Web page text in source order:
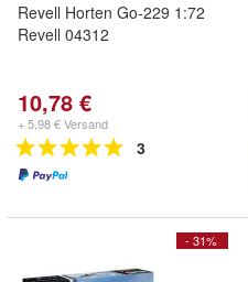
Revell Horten Go-229 1:72
Revell 04312
10,78 €
+ 5,98 € Versand
3
- 31%